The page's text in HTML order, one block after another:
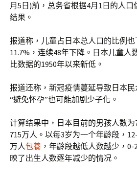
月5日)前，总务省根据4月1日的人
结果。
报道称，儿童占日本总人口的比例也
11.7%，连续48年下降。日本儿童人
比数据的1950年以来新低。
报道还称，新冠疫情蔓延导致日本
“避免怀孕”也可能加剧少子化。
计算结果中，日本目前的男孩人数
715万人。以每3岁为一个年龄段，
万人包養 ，年龄段越低人数越少，
映了出生人数逐年减少的情况。